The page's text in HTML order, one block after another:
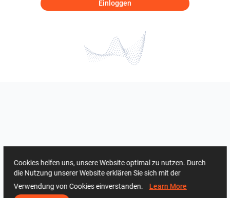
Einloggen
Cookies helfen uns, unsere Website optimal zu nutzen. Durch
die Nutzung unserer Website erklären Sie sich mit der
Verwendung von Cookies einverstanden. Learn More